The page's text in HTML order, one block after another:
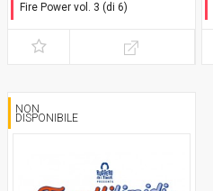
Fire Power vol. 3 (di 6)
NON
DISPONIBILE